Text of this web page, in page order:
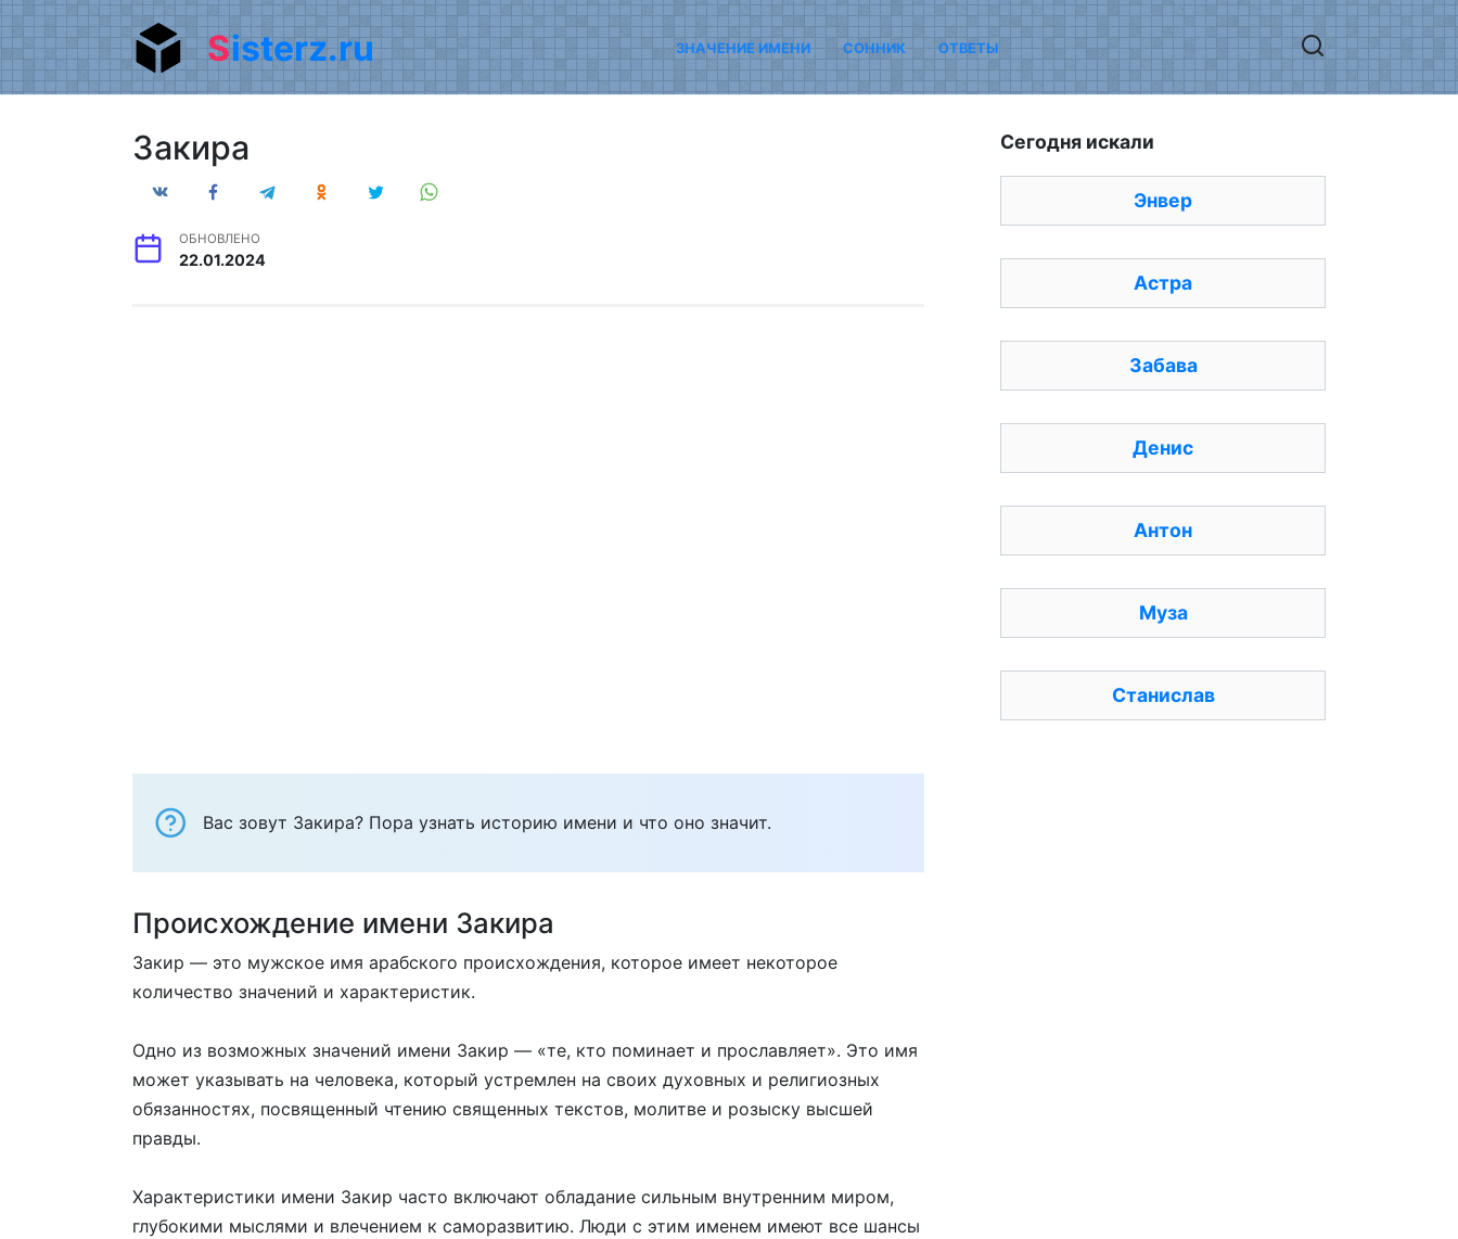
Перейти
к
содержанию
Sisterz.ru ЗНАЧЕНИЕ ИМЕНИ СОННИК ОТВЕТЫ
Закира
ОБНОВЛЕНО
22.01.2024
Вас зовут Закира? Пора узнать историю имени и что оно значит.
Происхождение имени Закира
Закир — это мужское имя арабского происхождения, которое имеет некоторое
количество значений и характеристик.
Одно из возможных значений имени Закир — «те, кто поминает и прославляет». Это имя
может указывать на человека, который устремлен на своих духовных и религиозных
обязанностях, посвященный чтению священных текстов, молитве и розыску высшей
правды.
Характеристики имени Закир часто включают обладание сильным внутренним миром,
глубокими мыслями и влечением к саморазвитию. Люди с этим именем имеют все шансы
Сегодня искали
Энвер
Астра
Забава
Денис
Антон
Муза
Станислав